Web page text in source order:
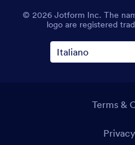
© 2026 Jotform Inc. The
logo are registered
Terms &